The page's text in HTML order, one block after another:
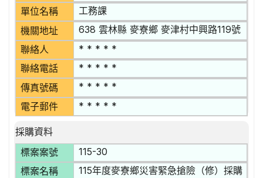
單位名稱 工務課
機關地址 638 雲林縣 麥寮鄉 麥津村中興路119號
聯絡人 * * * * *
聯絡電話 * * * * *
傳真號碼 * * * * *
電子郵件 * * * * *
採購資料
標案案號
115-30
標案名稱
115年度麥寮鄉災害緊急搶險（修）採購